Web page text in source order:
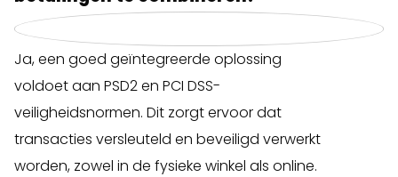
Ja, een goed geïntegreerde oplossing
voldoet aan PSD2 en PCI DSS-
veiligheidsnormen. Dit zorgt ervoor dat
transacties versleuteld en beveiligd verwerkt
worden, zowel in de fysieke winkel als online.